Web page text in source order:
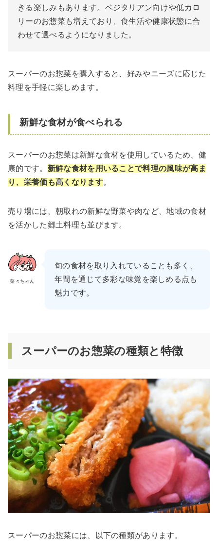
きる楽しみもあります。ベジタリアン向けや低カロ
リーのお惣菜も増えており、食生活や健康状態に合
わせて選べるようになりました。
スーパーのお惣菜を購入すると、好みやニーズに応じた
料理を手軽に楽しめます。
新鮮な食材が食べられる
スーパーのお惣菜は新鮮な食材を使用しているため、健
康的です。 新鮮な食材を用いることで料理の風味が高ま
り、栄養価も高くなります。
売り場には、朝取れの新鮮な野菜や肉など、地域の食材
を活かした郷土料理も並びます。
菜々ちゃん
旬の食材を取り入れていることも多く、
年間を通じて多彩な味覚を楽しめる点も
魅力です。
スーパーのお惣菜の種類と特徴
スーパーのお惣菜には、以下の種類があります。